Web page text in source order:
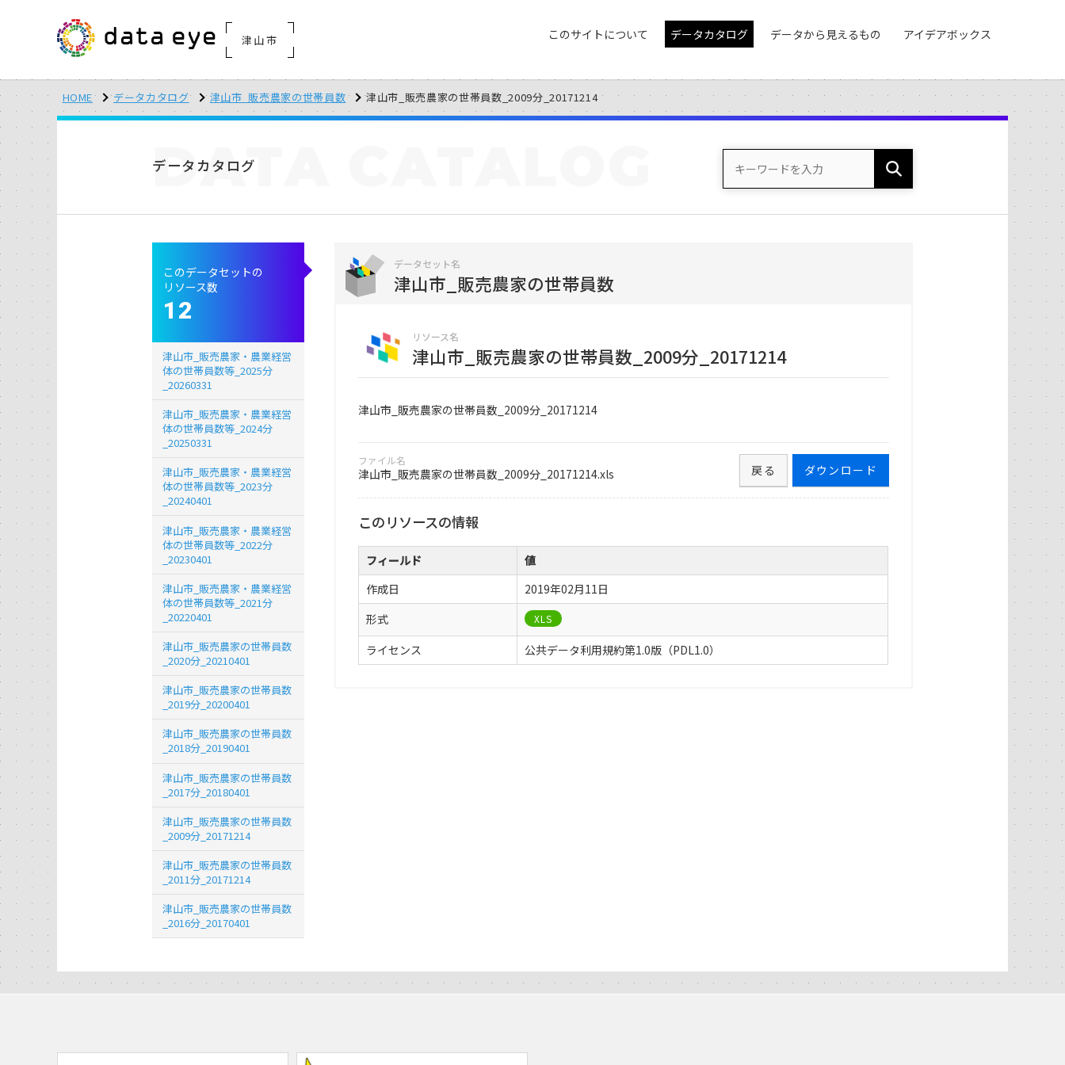
津山市 このサイトについて データカタログ データから見えるもの アイデアボックス
HOME データカタログ 津山市_販売農家の世帯員数 津山市_販売農家の世帯員数_2009分_20171214
データカタログ
DATA
データセット名
津山市_販売農家の世帯員数
リソース名
津山市_販売農家の世帯員数_2009分_20171214
津山市_販売農家の世帯員数_2009分_20171214
ファイル名
津山市_販売農家の世帯員数_2009分_20171214.xls ダウンロード
戻る
このリソースの情報
フィールド
値
作成日
2019年02月11日
形式
XLS
ライセンス 公共データ利用規約第1.0版（PDL1.0）
このデータセットの
リソース数
12
津山市_販売農家・農業経営
体の世帯員数等_2025分
_20260331
津山市_販売農家・農業経営
体の世帯員数等_2024分
_20250331
津山市_販売農家・農業経営
体の世帯員数等_2023分
_20240401
津山市_販売農家・農業経営
体の世帯員数等_2022分
_20230401
津山市_販売農家・農業経営
体の世帯員数等_2021分
_20220401
津山市_販売農家の世帯員数
_2020分_20210401
津山市_販売農家の世帯員数
_2019分_20200401
津山市_販売農家の世帯員数
_2018分_20190401
津山市_販売農家の世帯員数
_2017分_20180401
津山市_販売農家の世帯員数
_2009分_20171214
津山市_販売農家の世帯員数
_2011分_20171214
津山市_販売農家の世帯員数
_2016分_20170401